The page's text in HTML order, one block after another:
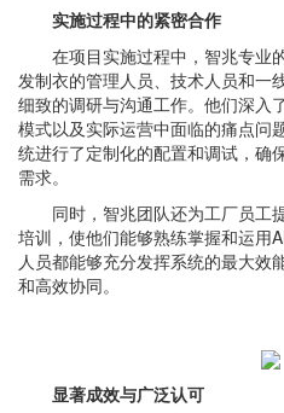
实施过程中的紧密合作
在项目实施过程中，智兆专业
发制衣的管理人员、技术人员和一
细致的调研与沟通工作。他们深入
模式以及实际运营中面临的痛点问
统进行了定制化的配置和调试，确
需求。
同时，智兆团队还为工厂员工
培训，使他们能够熟练掌握和运用
人员都能够充分发挥系统的最大效
和高效协同。
显著成效与广泛认可